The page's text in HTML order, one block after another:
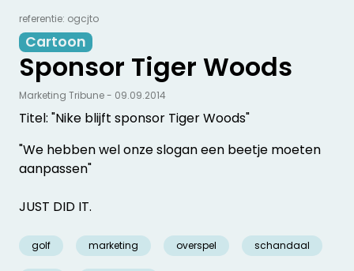
referentie: ogcjto
Cartoon
Sponsor Tiger Woods
Titel: "Nike blijft sponsor Tiger Woods"
"We hebben wel onze slogan een beetje moeten
aanpassen"
JUST DID IT.
golf marketing overspel schandaal
Marketing Tribune - 09.09.2014